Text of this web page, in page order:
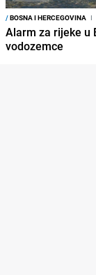
/BOSNA I HERCEGOVINA I
Alarm za rijeke u
vodozemce